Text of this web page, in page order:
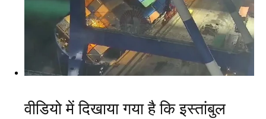
वीडियो में दिखाया गया है कि इस्तांबुल